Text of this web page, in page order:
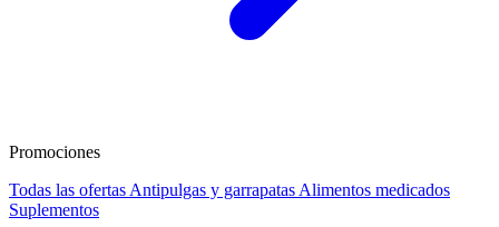
Promociones
Todas las ofertas Antipulgas y garrapatas Alimentos medicados
Suplementos